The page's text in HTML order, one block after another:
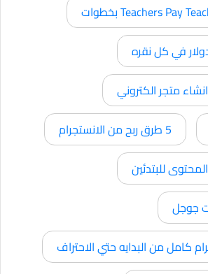
متجر الكتروني
5 طرق ربح من الانستجرام
للبتدئين
جوجل
كامل من البدايه حتي الاحتراف